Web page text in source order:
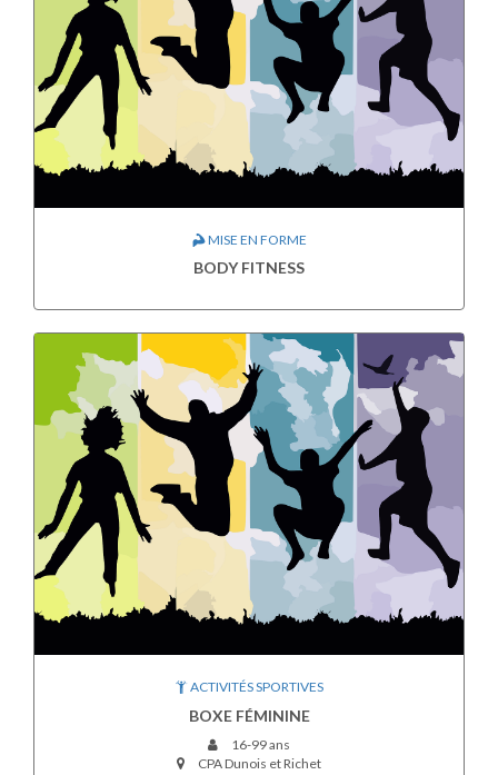
MISE EN FORME
BODY FITNESS
ACTIVITÉS SPORTIVES
BOXE FÉMININE
16-99 ans
CPA Dunois et Richet